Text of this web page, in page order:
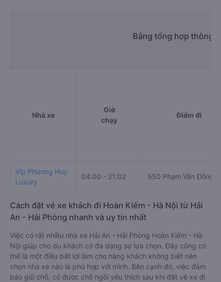
Bảng tổng hợp thông
Nhà xe
Giờ
chạy
Điểm đi
Vip Phương Huy
Luxury
04:00 - 21:02 550 Phạm Văn Đồng
Cách đặt vé xe khách đi Hoàn Kiếm - Hà Nội từ Hải
An - Hải Phòng nhanh và uy tín nhất
Việc có rất nhiều nhà xe Hải An - Hải Phòng Hoàn Kiếm - Hà
Nội giúp cho du khách có đa dạng sự lựa chọn. Đây cũng có
thể là một điều bất lợi làm cho hàng khách không biết nên
chọn nhà xe nào là phù hợp với mình. Bên cạnh đó, việc đảm
bảo giữ chỗ, có được chỗ ngồi yêu thích sau khi đặt vé xe đi